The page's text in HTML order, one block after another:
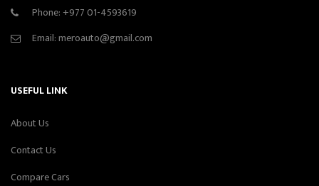
Phone: +977 01-4593619
Email:meroauto@gmail.com
USEFUL LINK
About Us
Contact Us
Compare Cars